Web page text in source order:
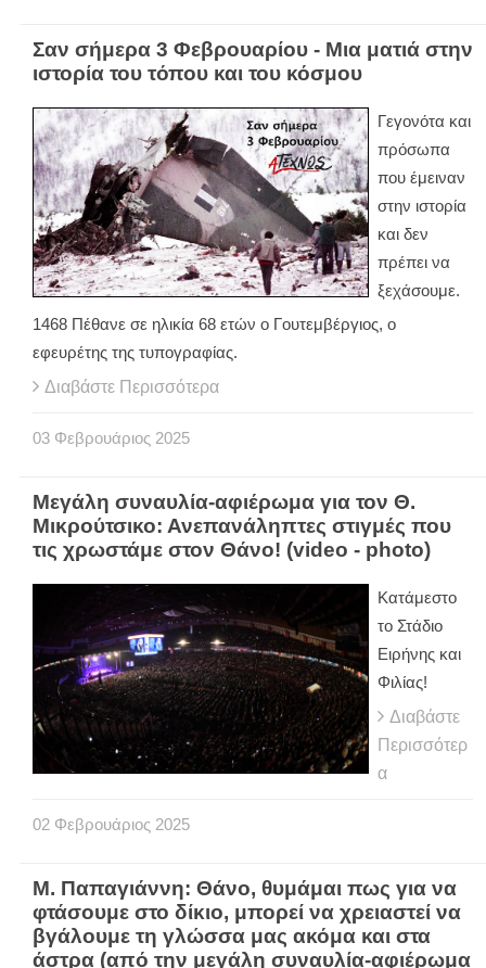
Σαν σήμερα 3 Φεβρουαρίου - Μια ματιά στην
ιστορία του τόπου και του κόσμου
Γεγονότα και
πρόσωπα
που έμειναν
στην ιστορία
και δεν
πρέπει να
ξεχάσουμε.
1468 Πέθανε σε ηλικία 68 ετών ο Γουτεμβέργιος, ο
εφευρέτης της τυπογραφίας.
Διαβάστε Περισσότερα
03 Φεβρουάριος 2025
Μεγάλη συναυλία-αφιέρωμα για τον Θ.
Μικρούτσικο: Ανεπανάληπτες στιγμές που
τις χρωστάμε στον Θάνο! (video - photo)
Κατάμεστο
το Στάδιο
Ειρήνης και
Φιλίας!
Διαβάστε
Περισσότερ
α
02 Φεβρουάριος 2025
Μ. Παπαγιάννη: Θάνο, θυμάμαι πως για να
φτάσουμε στο δίκιο, μπορεί να χρειαστεί να
βγάλουμε τη γλώσσα μας ακόμα και στα
άστρα (από την μεγάλη συναυλία-αφιέρωμα